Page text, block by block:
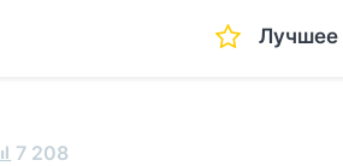
Лучшее
7 208